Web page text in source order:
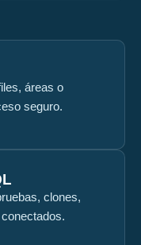
áreas o
seguro.
clones,